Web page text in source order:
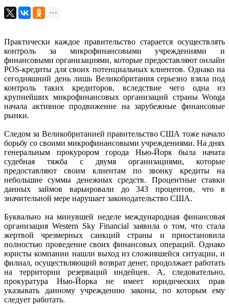
Практически каждое правительство старается осуществлять
контроль за микрофинансовыми учреждениями и
финансовыми организациями, которые предоставляют онлайн
POS-кредиты для своих потенциальных клиентов. Однако на
сегодняшний день лишь Великобритания серьезно взяла под
контроль таких кредиторов, вследствие чего одна из
крупнейших микрофинансовых организаций страны Wonga
начала активное продвижение на зарубежные финансовые
рынки.
Следом за Великобританией правительство США тоже начало
борьбу со своими микрофинансовыми учреждениями. На днях
генеральным прокурором города Нью-Йорк была начата
судебная тяжба с двумя организациями, которые
предоставляют своим клиентам по звонку кредиты на
небольшие суммы денежных средств. Процентные ставки
данных займов варьировали до 343 процентов, что в
значительной мере нарушает законодательство США.
Буквально на минувшей неделе международная финансовая
организация Western Sky Financial заявила о том, что стала
жертвой чрезмерных санкций страны и приостановила
полностью проведение своих финансовых операций. Однако
юристы компании нашли выход из сложившейся ситуации, и
филиал, осуществляющий возврат денег, продолжает работать
на территории резерваций индейцев. А, следовательно,
прокуратура Нью-Йорка не имеет юридических прав
указывать данному учреждению законы, по которым ему
следует работать.